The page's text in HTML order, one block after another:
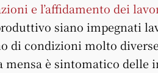
e l’affidamento dei
siano impegnati
di condizioni molto
è sintomatico delle